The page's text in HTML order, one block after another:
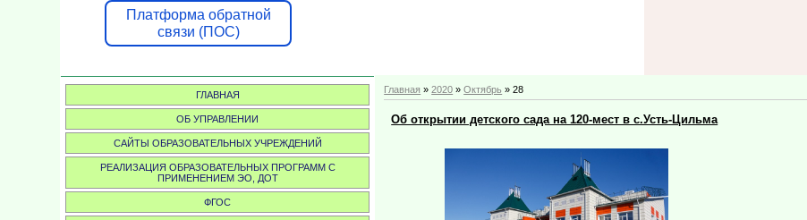
Платформа обратной
связи (ПОС)
ГЛАВНАЯ
ОБ УПРАВЛЕНИИ
САЙТЫ ОБРАЗОВАТЕЛЬНЫХ УЧРЕЖДЕНИЙ
РЕАЛИЗАЦИЯ ОБРАЗОВАТЕЛЬНЫХ ПРОГРАММ С
ПРИМЕНЕНИЕМ ЭО, ДОТ
ФГОС
Главная »2020 » Октябрь » 28
Об открытии детского сада на 120-мест в с.Усть-Цильма